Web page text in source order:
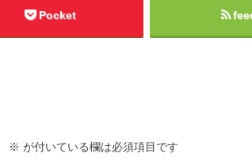
Pocket
※ が付いている欄は必須項目です